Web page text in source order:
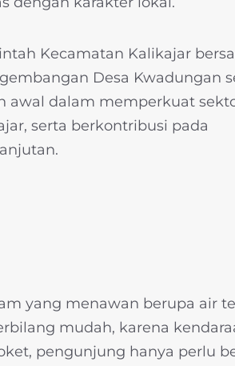
Kecamatan Kalikajar
Desa Kwadungan
awal dalam memperkuat
serta berkontribusi pada
yang menawan berupa air
mudah, karena
pengunjung hanya perlu